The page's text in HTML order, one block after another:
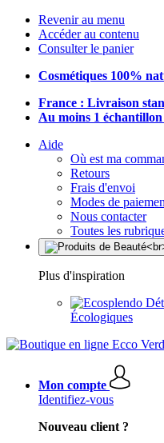
Revenir au menu
Accéder au contenu
Consulter le panier
Cosmétiques 100%
France : Livraison
Au moins 1
Aide
Où est ma
Retours
Frais d'envoi
Modes de
Nous contacter
Toutes les
Plus d'inspiration
Écologiques
Mon compte
Identifiez-vous
Nouveau client ?